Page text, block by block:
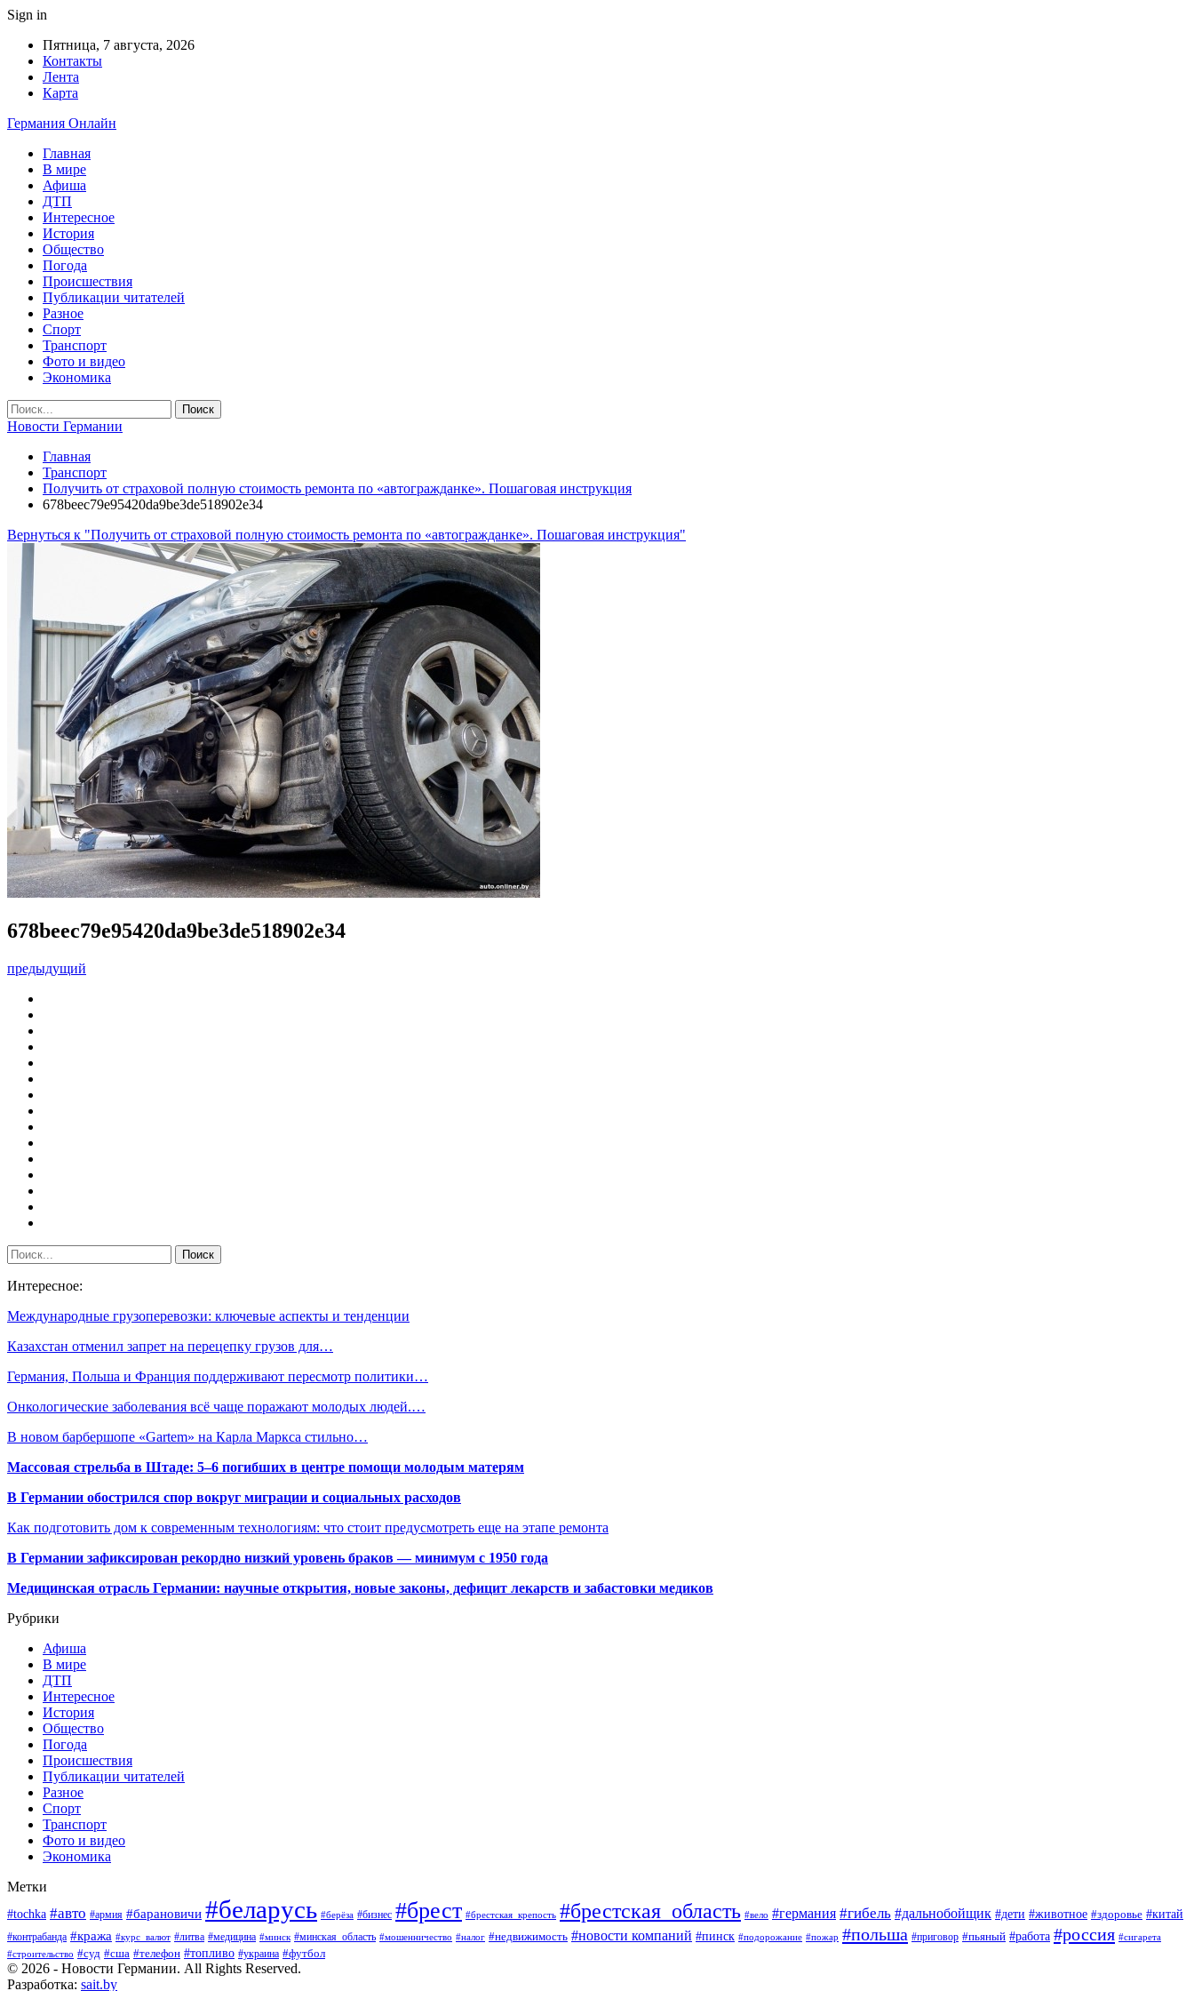
Sign in
Пятница, 7 августа, 2026
Контакты
Лента
Карта
Германия Онлайн
Главная
В мире
Афиша
ДТП
Интересное
История
Общество
Погода
Происшествия
Публикации читателей
Разное
Спорт
Транспорт
Фото и видео
Экономика
Новости Германии
Главная
Транспорт
Получить от страховой полную стоимость ремонта по «автогражданке». Пошаговая инструкция
678beec79e95420da9be3de518902e34
Вернуться к "Получить от страховой полную стоимость ремонта по «автогражданке». Пошаговая инструкция"
678beec79e95420da9be3de518902e34
предыдущий
Интересное:
Международные грузоперевозки: ключевые аспекты и тенденции
Казахстан отменил запрет на перецепку грузов для…
Германия, Польша и Франция поддерживают пересмотр политики…
Онкологические заболевания всё чаще поражают молодых людей.…
В новом барбершопе «Gartem» на Карла Маркса стильно…
Массовая стрельба в Штаде: 5–6 погибших в центре помощи молодым матерям
В Германии обострился спор вокруг миграции и социальных расходов
Как подготовить дом к современным технологиям: что стоит предусмотреть еще на этапе ремонта
В Германии зафиксирован рекордно низкий уровень браков — минимум с 1950 года
Медицинская отрасль Германии: научные открытия, новые законы, дефицит лекарств и забастовки медиков
Рубрики
Афиша
В мире
ДТП
Интересное
История
Общество
Погода
Происшествия
Публикации читателей
Разное
Спорт
Транспорт
Фото и видео
Экономика
Метки
#tochka #авто #армия #барановичи #беларусь #берёза #бизнес #брест #брестская_крепость #брестская_область #вело #германия #гибель #дальнобойщик #дети #животное #здоровье #китай
#контрабанда #кража #курс_валют #литва #медицина #минск #минская_область #мошенничество #налог #недвижимость #новости компаний #пинск #подорожание #пожар #польша #приговор #пьяный #работа #россия #сигарета
#строительство #суд #сша #телефон #топливо #украина #футбол
© 2026 - Новости Германии. All Rights Reserved.
Разработка: sait.by